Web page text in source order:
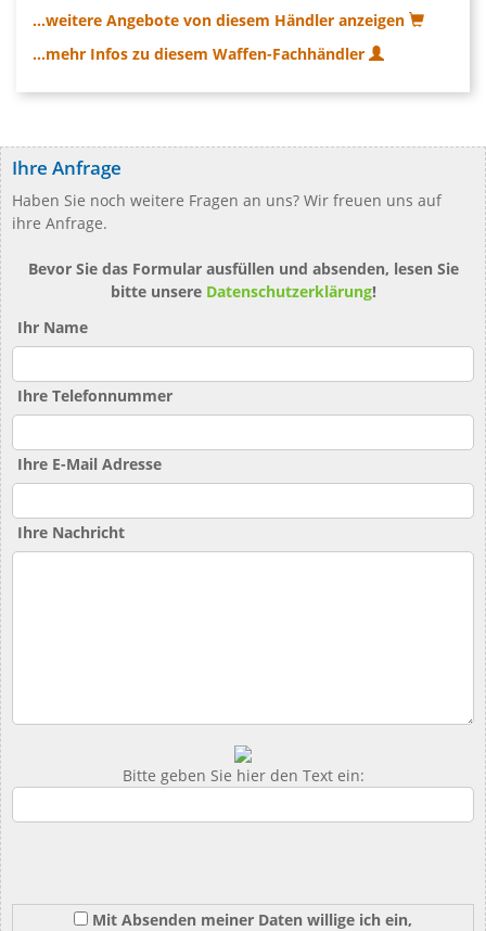
...weitere Angebote von diesem Händler anzeigen
...mehr Infos zu diesem Waffen-Fachhändler
Ihre Anfrage
Haben Sie noch weitere Fragen an uns? Wir freuen uns auf
ihre Anfrage.
Bevor Sie das Formular ausfüllen und absenden, lesen Sie
bitte unsere Datenschutzerklärung!
Ihr Name
Ihre Telefonnummer
Ihre E-Mail Adresse
Ihre Nachricht
Bitte geben Sie hier den Text ein:
Mit Absenden meiner Daten willige ich ein,